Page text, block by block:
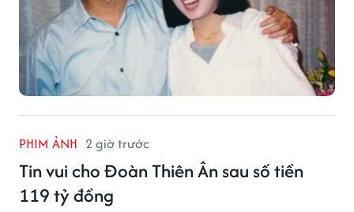
PHIM ẢNH 2 giờ trước
Tin vui cho Đoàn Thiên Ân sau số tiền
119 tỷ đồng